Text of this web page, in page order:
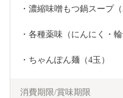
・濃縮味噌もつ鍋スープ
・各種薬味（にんにく・
・ちゃんぽん麺（4玉）
消費期限/賞味期限